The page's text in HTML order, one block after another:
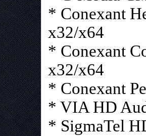
* Conexant
x32/x64
* Conexant
x32/x64
* Conexant
* VIA HD
* SigmaTel